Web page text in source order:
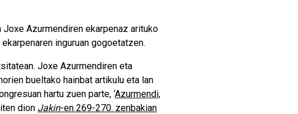
Joxe Azurmendiren ekarpenaz arituko
inguruan gogoetatzen.
Joxe Azurmendiren eta
bueltako hainbat artikulu eta lan
hartu zuen parte, ‘Azurmendi,
dion Jakin-en 269-270. zenbakian